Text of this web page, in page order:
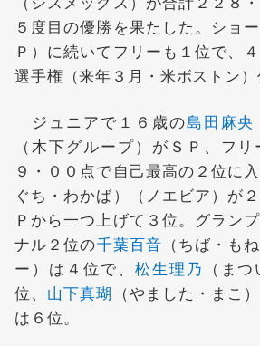
５度目の優勝を果たした。ショ
Ｐ）に続いてフリーも１位で、
選手権（来年３月・米ボストン）
ジュニアで１６歳の島田麻央
（木下グループ）がＳＰ、フ
９・００点で自己最高の２位に入
ぐち・わかば）（ノエビア）が
Ｐから一つ上げて３位。グラン
ナル２位の千葉百音 （ちば・も
ー）は４位で、 松生理乃 （ま
位、 山下真瑚 （やました・まこ
は６位。